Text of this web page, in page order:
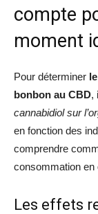
compte
moment
Pour déterminer
bonbon au CBD,
cannabidiol sur
en fonction des
comprendre
consommation en
Les effets